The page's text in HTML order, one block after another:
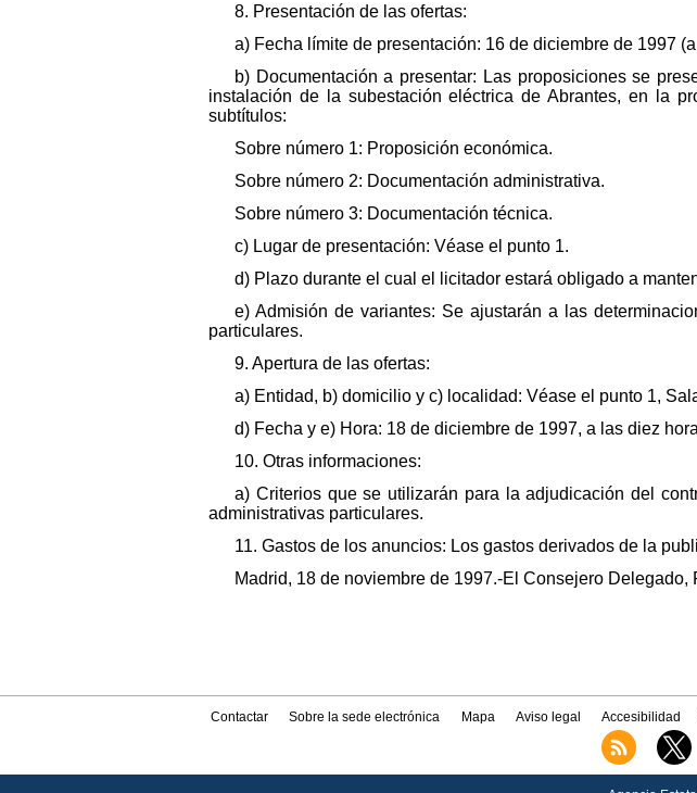
8. Presentación de las ofertas:
a) Fecha límite de presentación: 16 de diciembre de 1997
b) Documentación a presentar: Las proposiciones se
instalación de la subestación eléctrica de Abrantes, en la
subtítulos:
Sobre número 1: Proposición económica.
Sobre número 2: Documentación administrativa.
Sobre número 3: Documentación técnica.
c) Lugar de presentación: Véase el punto 1.
d) Plazo durante el cual el licitador estará obligado a
e) Admisión de variantes: Se ajustarán a las
particulares.
9. Apertura de las ofertas:
a) Entidad, b) domicilio y c) localidad: Véase el punto 1,
d) Fecha y e) Hora: 18 de diciembre de 1997, a las diez
10. Otras informaciones:
a) Criterios que se utilizarán para la adjudicación del
administrativas particulares.
11. Gastos de los anuncios: Los gastos derivados de la
Madrid, 18 de noviembre de 1997.-El Consejero Delegado,
Contactar Sobre la sede electrónica Mapa Aviso legal Accesibilidad